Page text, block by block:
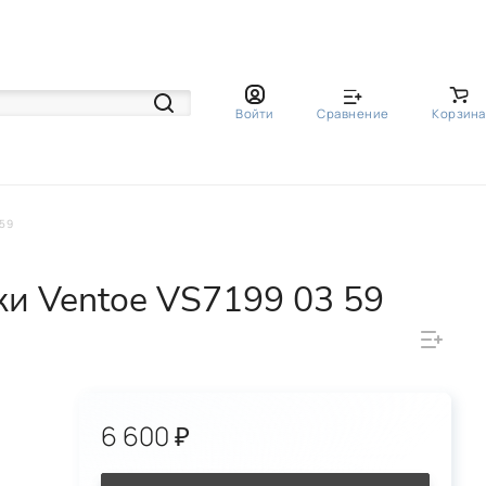
Войти Сравнение Корзина
Ventoe VS7199 03 59
6 600 ₽